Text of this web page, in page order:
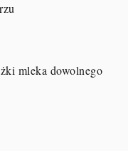
mleka dowolnego